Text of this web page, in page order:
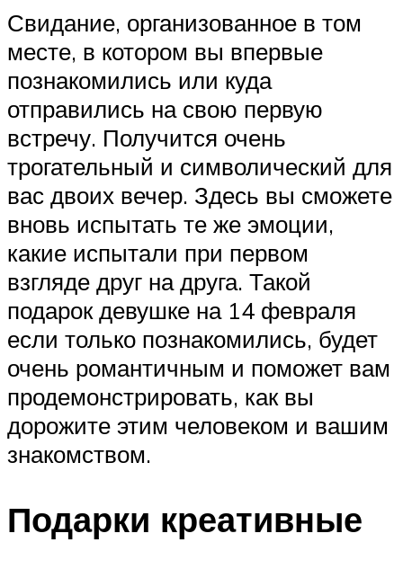
Свидание, организованное в том
месте, в котором вы впервые
познакомились или куда
отправились на свою первую
встречу. Получится очень
трогательный и символический для
вас двоих вечер. Здесь вы сможете
вновь испытать те же эмоции,
какие испытали при первом
взгляде друг на друга. Такой
подарок девушке на 14 февраля
если только познакомились, будет
очень романтичным и поможет вам
продемонстрировать, как вы
дорожите этим человеком и вашим
знакомством.
Подарки креативные